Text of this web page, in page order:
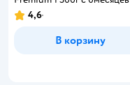
4,6
В корзину